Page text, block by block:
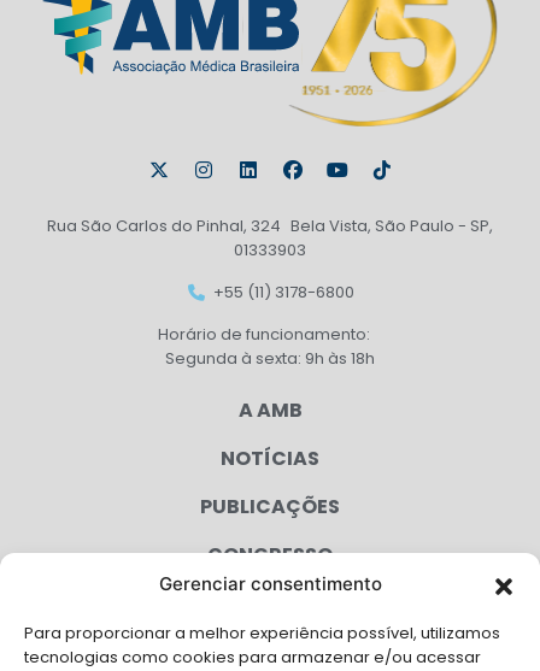
Gerenciar consentimento
Para proporcionar a melhor experiência possível, utilizamos
tecnologias como cookies para armazenar e/ou acessar
Rua São Carlos do Pinhal, 324 Bela Vista, São Paulo - SP,
01333903
+55 (11) 3178-6800
Horário de funcionamento:
Segunda à sexta: 9h às 18h
A AMB
NOTÍCIAS
PUBLICAÇÕES
CONGRESSO
CAMPANHAS